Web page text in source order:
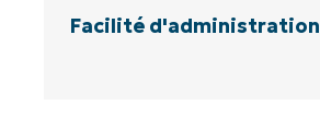
Facilité d'administration